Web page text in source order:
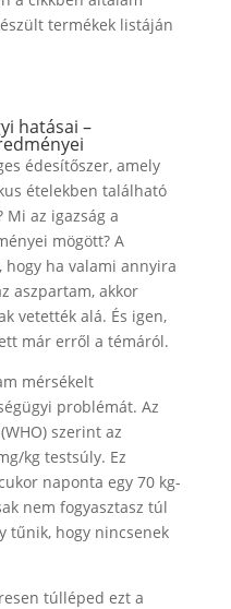
termékek listáján
hatásai –
édesítőszer, amely
ételekben található
Mi az igazság a
mögött? A
ha valami annyira
aszpartam, akkor
vetették alá. És igen,
már erről a témáról.
mérsékelt
problémát. Az
szerint az
kg testsúly. Ez
naponta egy 70 kg-
nem fogyasztasz túl
tűnik, hogy nincsenek
túlléped ezt a